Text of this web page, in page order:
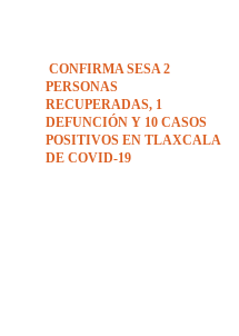
CONFIRMA SESA 2
PERSONAS
RECUPERADAS, 1
DEFUNCIÓN Y 10 CASOS
POSITIVOS EN TLAXCALA
DE COVID-19